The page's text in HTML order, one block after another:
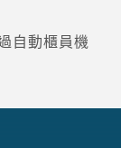
自動櫃員機